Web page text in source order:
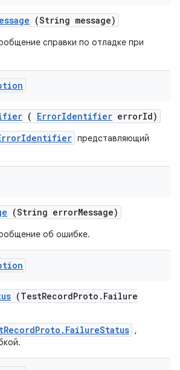
(String message)
справки по отладке при
( ErrorIdentifier errorId)
представляющий
(String errorMessage)
об ошибке.
(TestRecordProto . Failure
,